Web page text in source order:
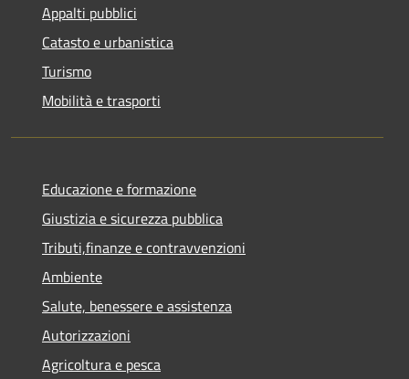
Appalti pubblici
Catasto e urbanistica
Turismo
Mobilità e trasporti
Educazione e formazione
Giustizia e sicurezza pubblica
Tributi,finanze e contravvenzioni
Ambiente
Salute, benessere e assistenza
Autorizzazioni
Agricoltura e pesca